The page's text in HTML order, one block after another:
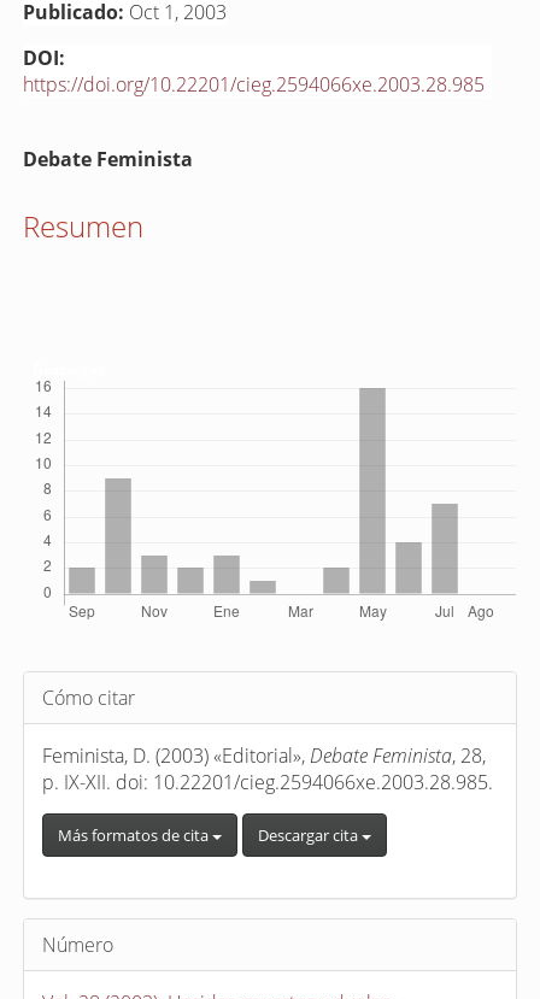
Publicado: Oct 1, 2003
DOI:
https://doi.org/10.22201/cieg.2594066xe.2003.28.985
Contenido
del
Debate Feminista
Resumen
Detalles
del
artículo
Cómo citar
Feminista, D. (2003) «Editorial», Debate Feminista, 28,
p. IX-XII. doi: 10.22201/cieg.2594066xe.2003.28.985.
Más formatos de cita Descargar cita
Número